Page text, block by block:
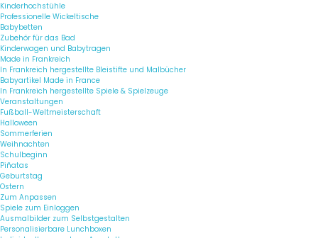
Kinderhochstühle
Professionelle Wickeltische
Babybetten
Zubehör für das Bad
Kinderwagen und Babytragen
Made in Frankreich
In Frankreich hergestellte Bleistifte und Malbücher
Babyartikel Made in France
In Frankreich hergestellte Spiele & Spielzeuge
Veranstaltungen
Fußball-Weltmeisterschaft
Halloween
Sommerferien
Weihnachten
Schulbeginn
Piñatas
Geburtstag
Ostern
Zum Anpassen
Spiele zum Einloggen
Ausmalbilder zum Selbstgestalten
Personalisierbare Lunchboxen